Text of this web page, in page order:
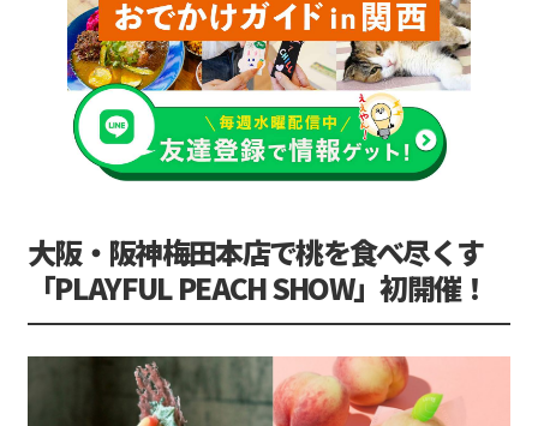
大阪・阪神梅田本店で桃を食べ尽くす
「PLAYFUL PEACH SHOW」初開催！